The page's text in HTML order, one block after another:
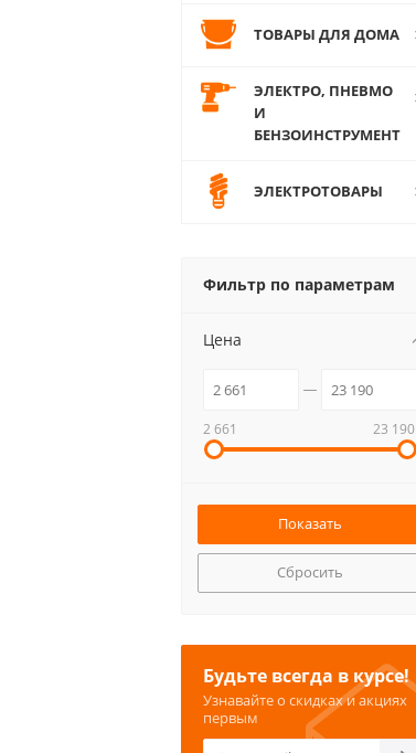
ТОВАРЫ ДЛЯ ДОМА
ЭЛЕКТРО, ПНЕВМО
И
БЕНЗОИНСТРУМЕНТ
ЭЛЕКТРОТОВАРЫ
Фильтр по параметрам
Цена
2 661 23 190
Сбросить
Будьте всегда в курсе!
Узнавайте о скидках и акциях
первым